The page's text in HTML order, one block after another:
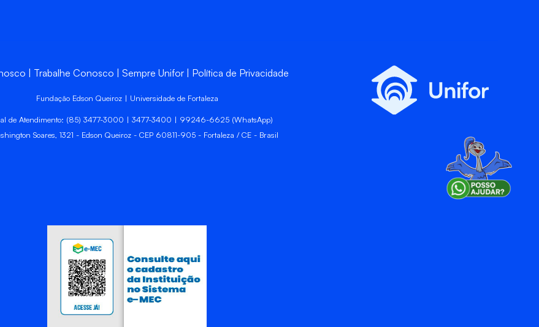
Trabalhe Conosco Sempre Unifor Política de Privacidade
Fundação Edson Queiroz | Universidade de Fortaleza
de Atendimento: (85) 3477-3000 | 3477-3400 | 99246-6625 (WhatsApp)
Soares, 1321 - Edson Queiroz - CEP 60811-905 - Fortaleza / CE - Brasil